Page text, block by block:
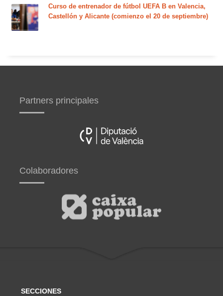
Curso de entrenador de fútbol UEFA B en Valencia,
Castellón y Alicante (comienzo el 20 de septiembre)
Partners principales
Colaboradores
SECCIONES